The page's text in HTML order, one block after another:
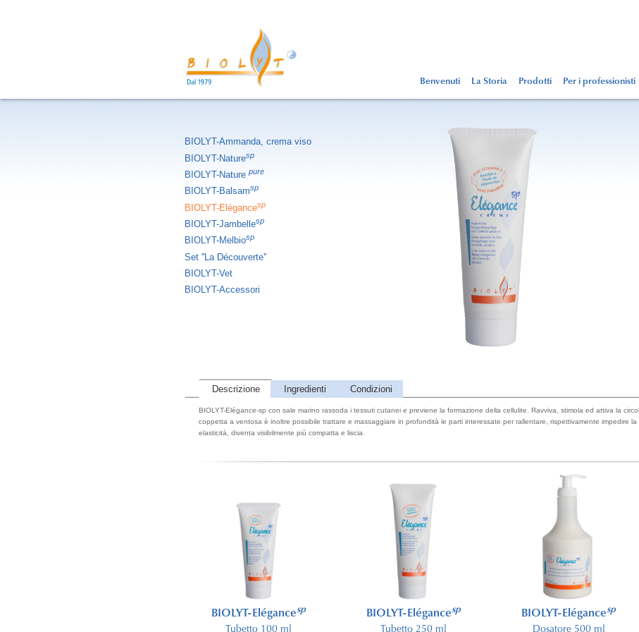
Benvenuti La Storia Prodotti Per i professionisti
BIOLYT-Ammanda, crema viso
BIOLYT-Naturesp
BIOLYT-Naturepure
BIOLYT-Balsamsp
BIOLYT-Elégancesp
BIOLYT-Jambellesp
BIOLYT-Melbiosp
Set ''La Découverte''
BIOLYT-Vet
BIOLYT-Accessori
Descrizione Ingredienti Condizioni
BIOLYT-Elégance-sp con sale marino rassoda i tessuti cutanei e previene la formazione della cellulite. Ravviva, stimola ed attiva la
coppetta a ventosa è inoltre possibile trattare e massaggiare in profondità le parti interessate per rallentare, rispettivamente impedire
elasticità, diventa visibilmente più compatta e liscia.
BIOLYT-Elégancesp BIOLYT-Elégancesp BIOLYT-Elégancesp